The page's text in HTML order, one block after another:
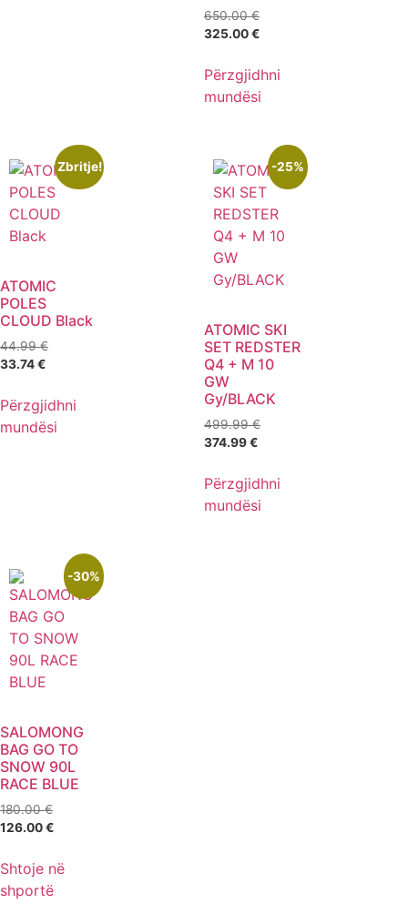
650.00€
325.00€
Përzgjidhni
mundësi
Zbritje!
ATOMIC
POLES
CLOUD Black
44.99€
33.74€
Përzgjidhni
mundësi
-25%
ATOMIC SKI
SET REDSTER
Q4 + M 10
GW
Gy/BLACK
499.99€
374.99€
Përzgjidhni
mundësi
-30%
SALOMONG
BAG GO TO
SNOW 90L
RACE BLUE
180.00€
126.00€
Shtoje në
shportë